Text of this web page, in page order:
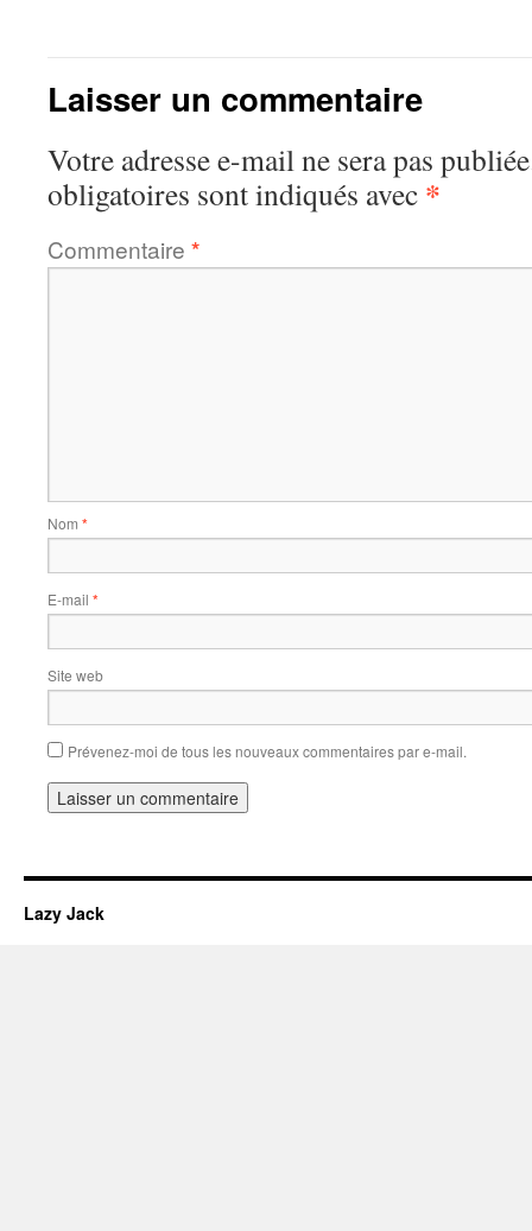
Laisser un commentaire
Votre adresse e-mail ne sera pas
obligatoires sont indiqués avec *
Commentaire *
Nom *
E-mail *
Site web
Prévenez-moi de tous les nouveaux commentaires par e-mail.
Lazy Jack